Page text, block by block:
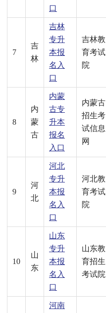
口
7
吉
林
吉林
专升
本报
名入
口
吉林教
育考试
院
8
内
蒙
古
内蒙
古专
升本
报名
入口
内蒙古
招生考
试信息
网
9
河
北
河北
专升
本报
名入
口
河北教
育考试
院
10
山
东
山东
专升
本报
名入
口
山东教
育招生
考试院
河南